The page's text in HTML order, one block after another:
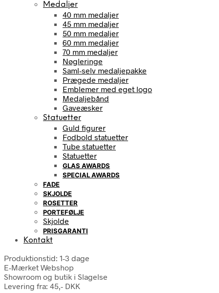
Medaljer
40 mm medaljer
45 mm medaljer
50 mm medaljer
60 mm medaljer
70 mm medaljer
Nøgleringe
Saml-selv medaljepakke
Prægede medaljer
Emblemer med eget logo
Medaljebånd
Gaveæsker
Statuetter
Guld figurer
Fodbold statuetter
Tube statuetter
Statuetter
GLAS AWARDS
SPECIAL AWARDS
FADE
SKJOLDE
ROSETTER
PORTEFØLJE
Skjolde
PRISGARANTI
Kontakt
Produktionstid: 1-3 dage
E-Mærket Webshop
Showroom og butik i Slagelse
Levering fra: 45,- DKK